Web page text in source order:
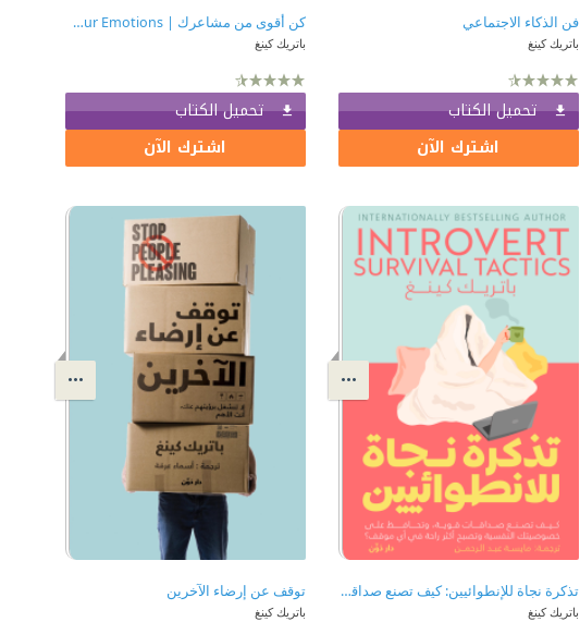
فن الذكاء الاجتماعي
باتريك كينغ
تحميل الكتاب
اشترك الآن
كن أقوى من مشاعرك | Master Your Emotions
باتريك كينغ
تحميل الكتاب
اشترك الآن
تذكرة نجاة للإنطوائيين: كيف تصنع صداقات قوية، وتحافظ على خصوصيتك النفسية وتصبح أكثر راحة في أي موقف؟
باتريك كينغ
توقف عن إرضاء الآخرين
باتريك كينغ